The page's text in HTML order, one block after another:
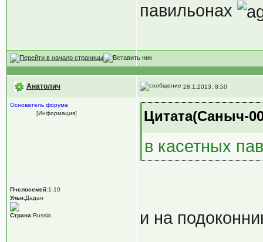
павильонах
Анатолич 28.1.2013, 8:50
Основатель форума
[Информация]
Пчелосемей:1-10
Ульи:Дадан
Страна:Russia
Цитата(Саныч-
в касетных
и на